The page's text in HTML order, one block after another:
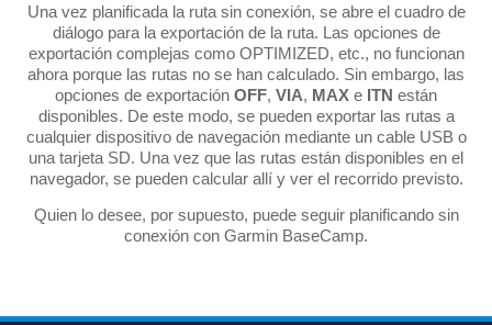
Una vez planificada la ruta sin conexión, se abre el cuadro de
diálogo para la exportación de la ruta. Las opciones de
exportación complejas como OPTIMIZED, etc., no funcionan
ahora porque las rutas no se han calculado. Sin embargo, las
opciones de exportación OFF, VIA, MAX e ITN están
disponibles. De este modo, se pueden exportar las rutas a
cualquier dispositivo de navegación mediante un cable USB o
una tarjeta SD. Una vez que las rutas están disponibles en el
navegador, se pueden calcular allí y ver el recorrido previsto.
Quien lo desee, por supuesto, puede seguir planificando sin
conexión con Garmin BaseCamp.